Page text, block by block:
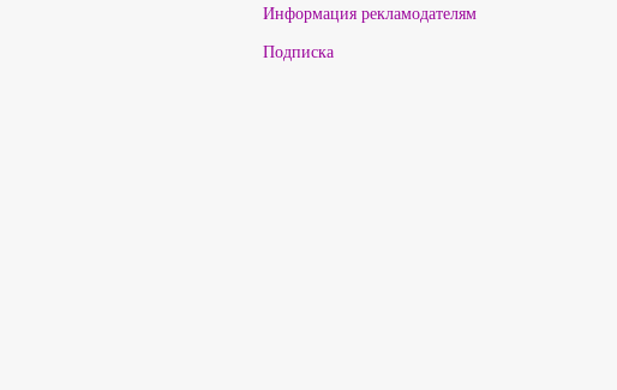
Информация рекламодателям
Подписка